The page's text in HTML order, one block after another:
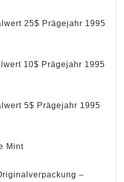
25$ Prägejahr 1995
10$ Prägejahr 1995
5$ Prägejahr 1995
Mint
–